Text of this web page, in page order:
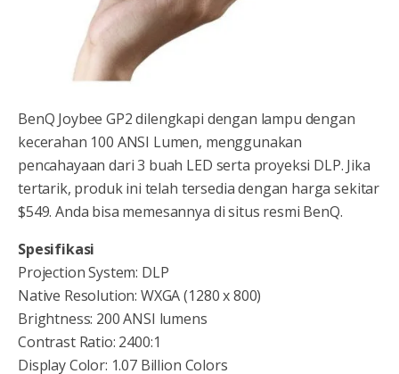
BenQ Joybee GP2 dilengkapi dengan lampu dengan
kecerahan 100 ANSI Lumen, menggunakan
pencahayaan dari 3 buah LED serta proyeksi DLP. Jika
tertarik, produk ini telah tersedia dengan harga sekitar
$549. Anda bisa memesannya di situs resmi BenQ.
Spesifikasi
Projection System: DLP
Native Resolution: WXGA (1280 x 800)
Brightness: 200 ANSI lumens
Contrast Ratio: 2400:1
Display Color: 1.07 Billion Colors